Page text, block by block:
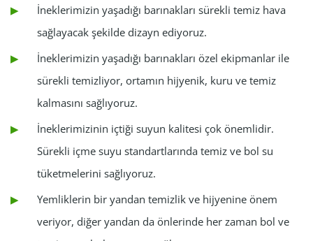
İneklerimizin yaşadığı barınakları sürekli temiz hava
sağlayacak şekilde dizayn ediyoruz.
İneklerimizin yaşadığı barınakları özel ekipmanlar ile
sürekli temizliyor, ortamın hijyenik, kuru ve temiz
kalmasını sağlıyoruz.
İneklerimizinin içtiği suyun kalitesi çok önemlidir.
Sürekli içme suyu standartlarında temiz ve bol su
tüketmelerini sağlıyoruz.
Yemliklerin bir yandan temizlik ve hijyenine önem
veriyor, diğer yandan da önlerinde her zaman bol ve